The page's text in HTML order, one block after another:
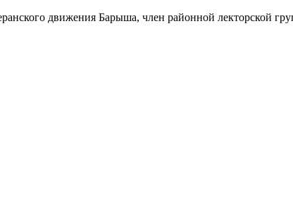
движения Барыша, член районной лекторской